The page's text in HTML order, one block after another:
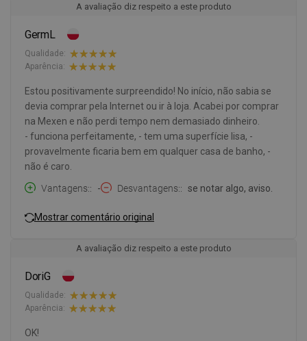
A avaliação diz respeito a este produto
GermL
Qualidade:
Aparência:
Estou positivamente surpreendido! No início, não sabia se
devia comprar pela Internet ou ir à loja. Acabei por comprar
na Mexen e não perdi tempo nem demasiado dinheiro.
- funciona perfeitamente, - tem uma superfície lisa, -
provavelmente ficaria bem em qualquer casa de banho, -
não é caro.
Vantagens:
- Desvantagens: se notar algo, aviso.
Mostrar comentário original
A avaliação diz respeito a este produto
DoriG
Qualidade:
Aparência:
OK!